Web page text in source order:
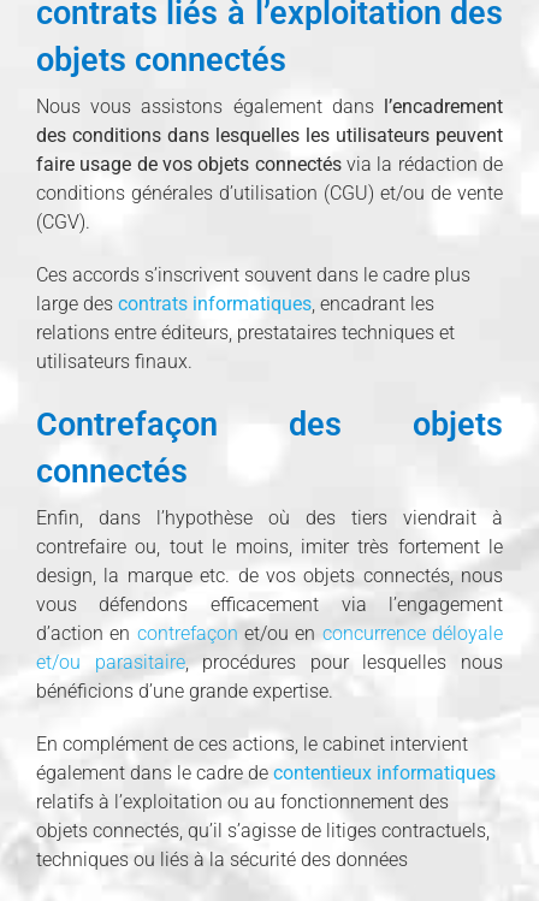
contrats liés à l’exploitation des
objets connectés
Nous vous assistons également dans l’encadrement
des conditions dans lesquelles les utilisateurs peuvent
faire usage de vos objets connectésvia la rédaction de
conditions générales d’utilisation (CGU) et/ou de vente
(CGV).
Ces accords s’inscrivent souvent dans le cadre plus
large des contrats informatiques, encadrant les
relations entre éditeurs, prestataires techniques et
utilisateurs finaux.
Contrefaçon des objets
connectés
Enfin, dans l’hypothèse où des tiers viendrait à
contrefaire ou, tout le moins, imiter très fortement le
design, la marque etc. de vos objets connectés, nous
vous défendons efficacement via l’engagement
d’action en contrefaçon et/ou en concurrence déloyale
et/ou parasitaire, procédures pour lesquelles nous
bénéficions d’une grande expertise.
En complément de ces actions, le cabinet intervient
également dans le cadre de contentieux informatiques
relatifs à l’exploitation ou au fonctionnement des
objets connectés, qu’il s’agisse de litiges contractuels,
techniques ou liés à la sécurité des données